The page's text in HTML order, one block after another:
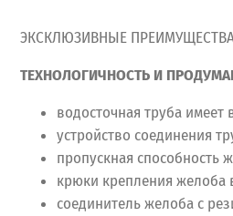
ЭКСКЛЮЗИВНЫЕ
ТЕХНОЛОГИЧНОСТЬ И
водосточная труба
устройство соединения
пропускная способность
крюки крепления желоба
соединитель желоба с